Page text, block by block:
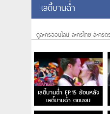
เลดี้บานฉ่ำ
ดูละครออนไลน์ ละครไทย ละค
เลดี้บานฉ่ำ EP.15 ย้อนหลัง
เลดี้บานฉ่ำ ตอนจบ